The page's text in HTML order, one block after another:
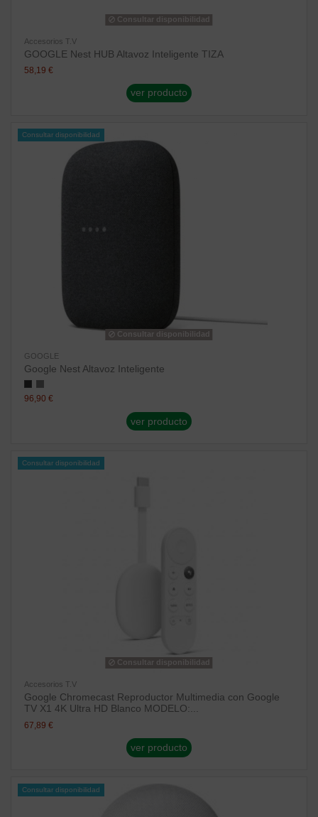
Consultar disponibilidad
Accesorios T.V
GOOGLE Nest HUB Altavoz Inteligente TIZA
58,19 €
ver producto
Consultar disponibilidad
Consultar disponibilidad
GOOGLE
Google Nest Altavoz Inteligente
96,90 €
ver producto
Consultar disponibilidad
Consultar disponibilidad
Accesorios T.V
Google Chromecast Reproductor Multimedia con Google
TV X1 4K Ultra HD Blanco MODELO:...
67,89 €
ver producto
Consultar disponibilidad